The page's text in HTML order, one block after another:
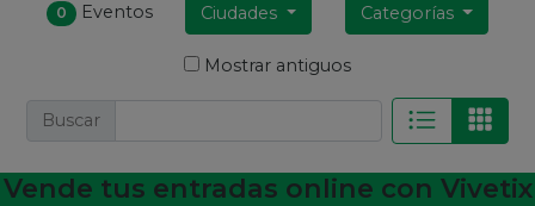
0 Eventos Ciudades Categorías
Mostrar antiguos
Buscar
Vende tus entradas online con Vivetix